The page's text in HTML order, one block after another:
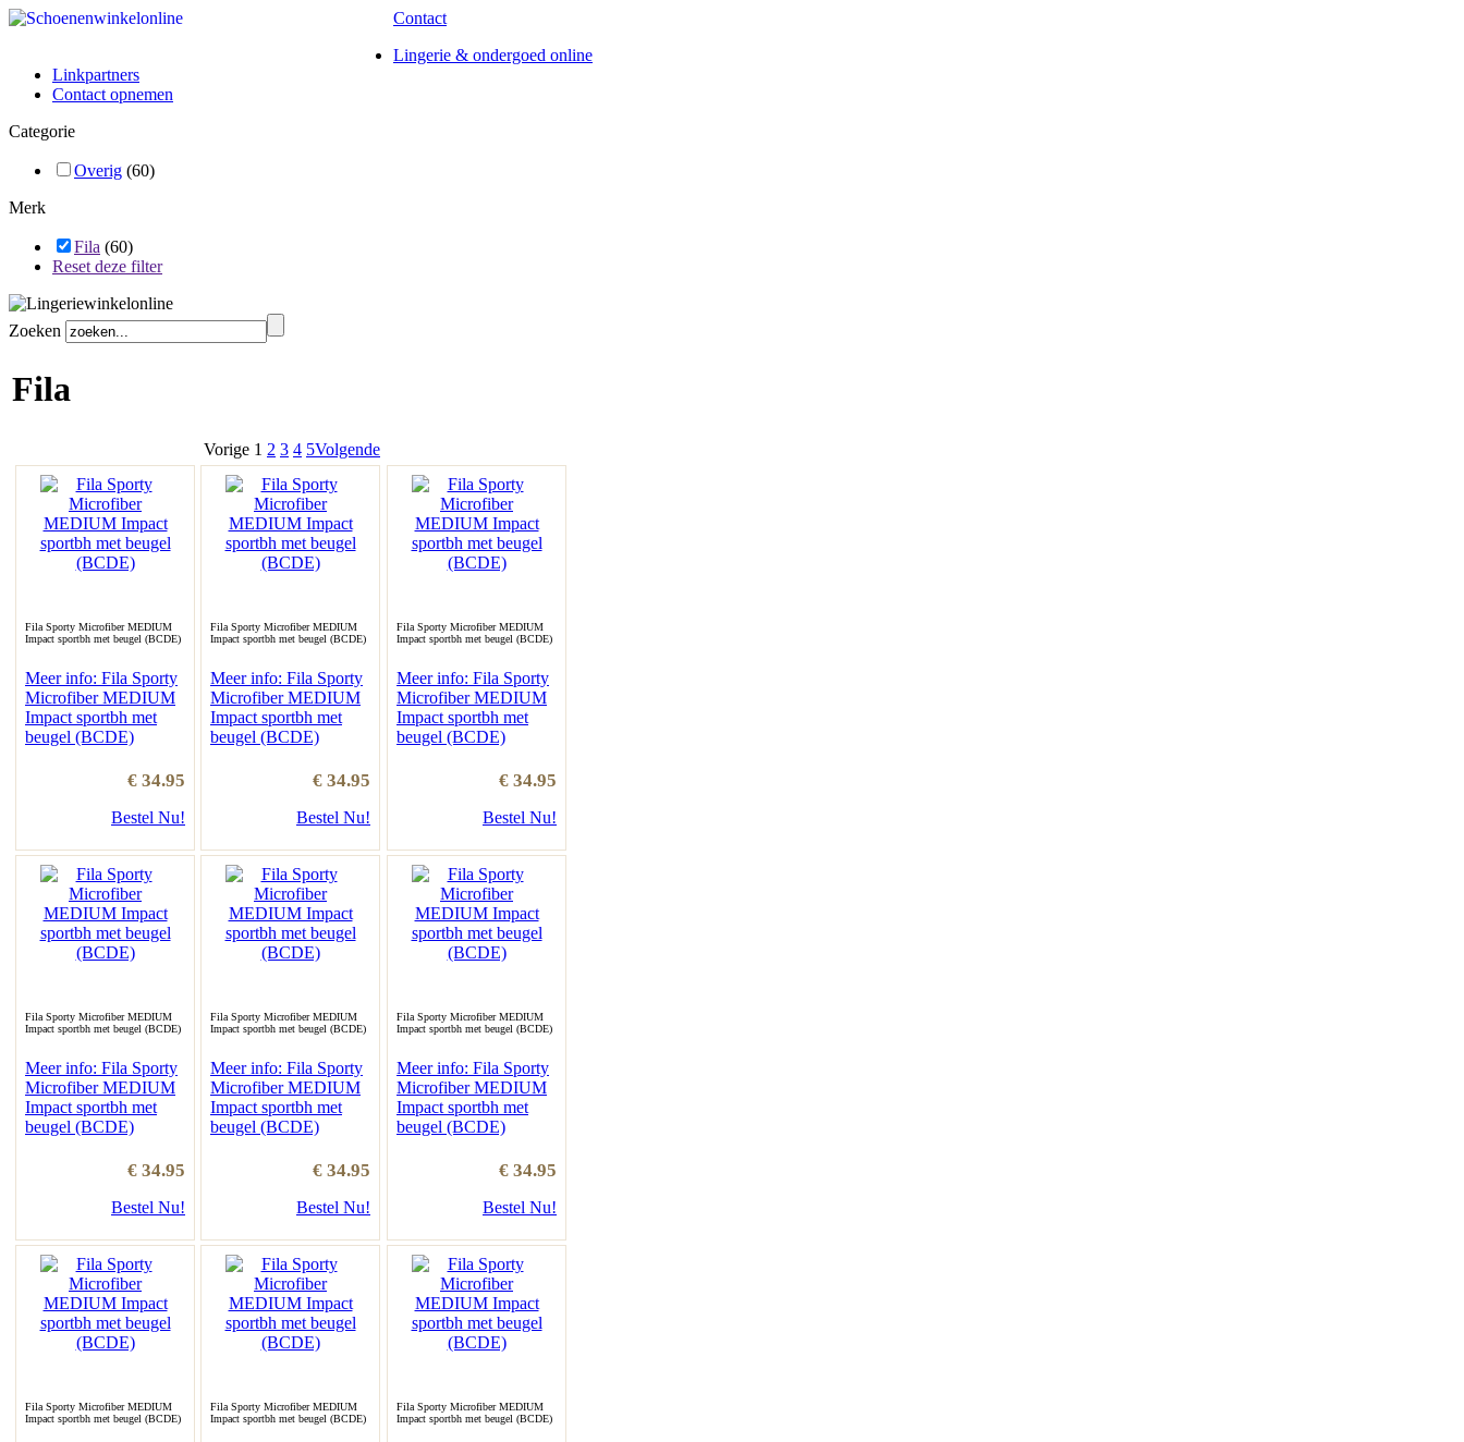
Contact
Lingerie & ondergoed online
Linkpartners
Contact opnemen
Categorie
Overig (60)
Merk
Fila (60)
Reset deze filter
Zoeken
Fila
Vorige 1 2 3 4 5Volgende
Fila Sporty Microfiber MEDIUM
Impact sportbh met beugel (BCDE)
Meer info: Fila Sporty
Microfiber MEDIUM
Impact sportbh met
beugel (BCDE)
€ 34.95
Bestel Nu!
Fila Sporty Microfiber MEDIUM
Impact sportbh met beugel (BCDE)
Meer info: Fila Sporty
Microfiber MEDIUM
Impact sportbh met
beugel (BCDE)
€ 34.95
Bestel Nu!
Fila Sporty Microfiber MEDIUM
Impact sportbh met beugel (BCDE)
Meer info: Fila Sporty
Microfiber MEDIUM
Impact sportbh met
beugel (BCDE)
€ 34.95
Bestel Nu!
Fila Sporty Microfiber MEDIUM
Impact sportbh met beugel (BCDE)
Meer info: Fila Sporty
Microfiber MEDIUM
Impact sportbh met
beugel (BCDE)
€ 34.95
Bestel Nu!
Fila Sporty Microfiber MEDIUM
Impact sportbh met beugel (BCDE)
Meer info: Fila Sporty
Microfiber MEDIUM
Impact sportbh met
beugel (BCDE)
€ 34.95
Bestel Nu!
Fila Sporty Microfiber MEDIUM
Impact sportbh met beugel (BCDE)
Meer info: Fila Sporty
Microfiber MEDIUM
Impact sportbh met
beugel (BCDE)
€ 34.95
Bestel Nu!
Fila Sporty Microfiber MEDIUM
Impact sportbh met beugel (BCDE)
Fila Sporty Microfiber MEDIUM
Impact sportbh met beugel (BCDE)
Fila Sporty Microfiber MEDIUM
Impact sportbh met beugel (BCDE)